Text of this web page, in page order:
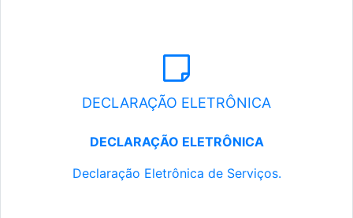
DECLARAÇÃO ELETRÔNICA
DECLARAÇÃO ELETRÔNICA
Declaração Eletrônica de Serviços.